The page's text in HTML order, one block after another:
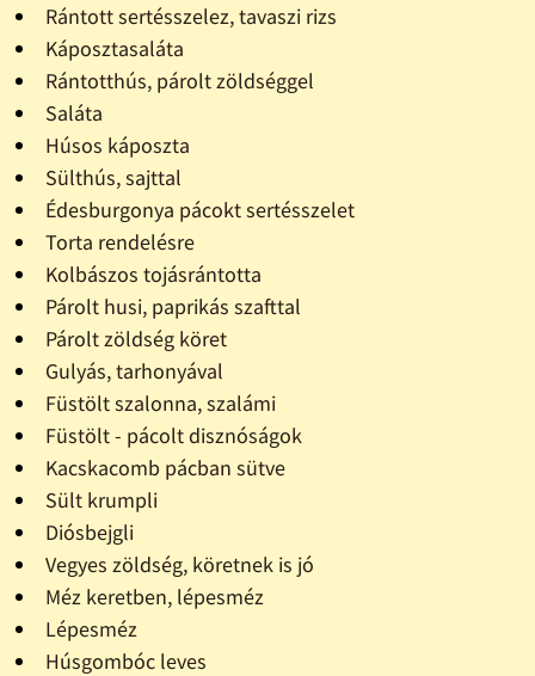
Rántott sertésszelez, tavaszi rizs
Káposztasaláta
Rántotthús, párolt zöldséggel
Saláta
Húsos káposzta
Sülthús, sajttal
Édesburgonya pácokt sertésszelet
Torta rendelésre
Kolbászos tojásrántotta
Párolt husi, paprikás szafttal
Párolt zöldség köret
Gulyás, tarhonyával
Füstölt szalonna, szalámi
Füstölt - pácolt disznóságok
Kacskacomb pácban sütve
Sült krumpli
Diósbejgli
Vegyes zöldség, köretnek is jó
Méz keretben, lépesméz
Lépesméz
Húsgombóc leves